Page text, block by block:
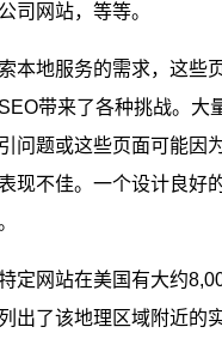
司网站，等等。
本地服务的需求，这些
带来了各种挑战。大
问题或这些页面可能因
现不佳。一个设计良好
定网站在美国有大约
出了该地理区域附近的